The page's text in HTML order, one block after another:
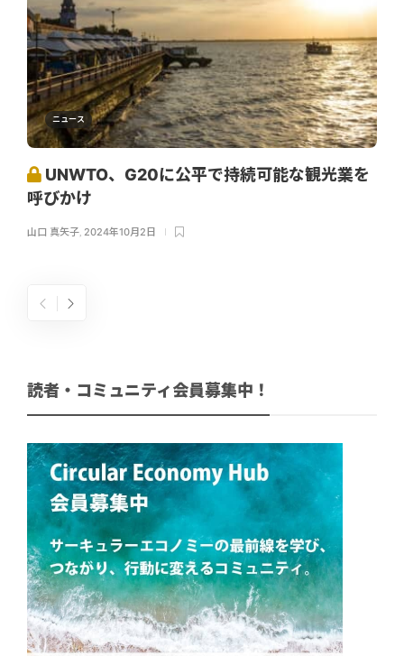
ニュース
UNWTO、G20に公平で持続可能な観光業を
呼びかけ
山口 真矢子 2024年10月2日
読者・コミュニティ会員募集中！